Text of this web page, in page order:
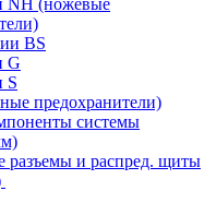
NH (ножевые
BS
G
S
предохранители)
системы
разъемы и распред. щиты